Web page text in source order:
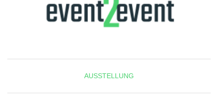
AUSSTELLUNG